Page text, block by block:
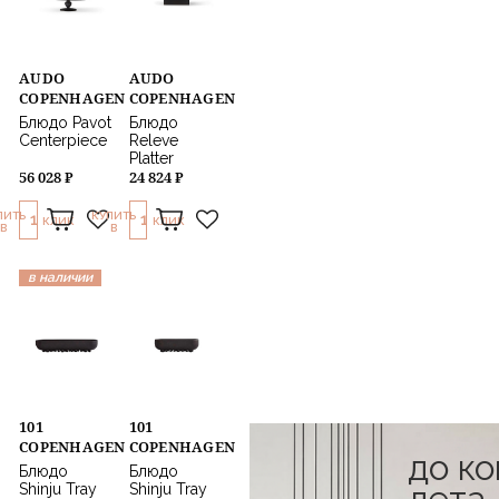
AUDO
COPENHAGEN
Блюдо Pavot
Centerpiece
56 028 ₽
В
1 КЛИК
AUDO
COPENHAGEN
Блюдо
Releve
Platter
24 824 ₽
КУПИТЬ
В
1 КЛИК
в наличии
101
COPENHAGEN
Блюдо
Shinju Tray
101
COPENHAGEN
Блюдо
Shinju Tray
до